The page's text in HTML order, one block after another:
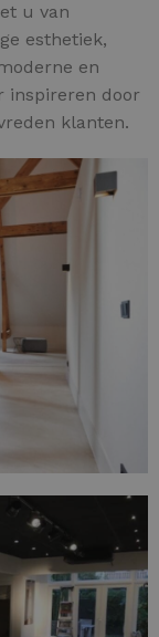
u van
esthetiek,
en
inspireren door
klanten.